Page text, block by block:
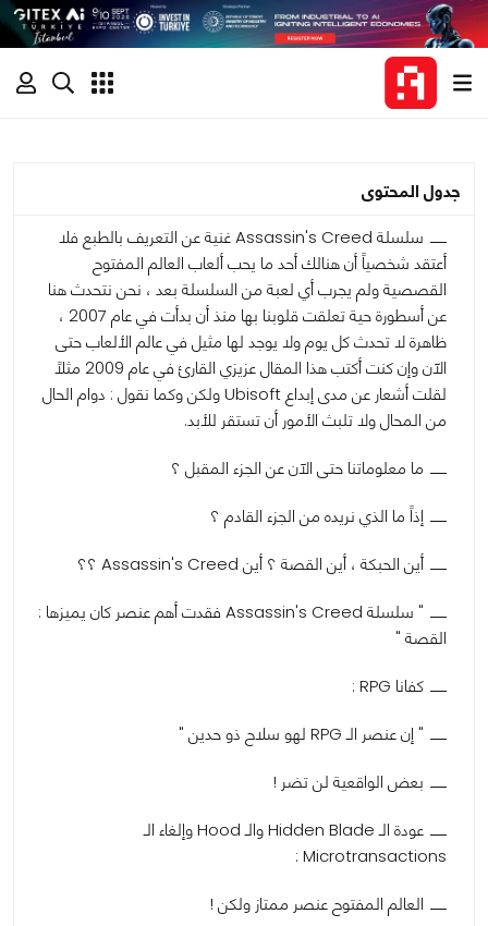
جدول المحتوى
سلسلة Assassin's Creed غنية عن التعريف بالطبع فلا
أعتقد شخصياً أن هنالك أحد ما يحب ألعاب العالم المفتوح
القصصية ولم يجرب أي لعبة من السلسلة بعد ، نحن نتحدث هنا
عن أسطورة حية تعلقت قلوبنا بها منذ أن بدأت في عام 2007 ،
ظاهرة لا تحدث كل يوم ولا يوجد لها مثيل في عالم الألعاب حتى
الآن وإن كنت أكتب هذا المقال عزيزي القارئ في عام 2009 مثلاً
لقلت أشعار عن مدى إبداع Ubisoft ولكن وكما نقول : دوام الحال
من المحال ولا تلبث الأمور أن تستقر للأبد.
ما معلوماتنا حتى الآن عن الجزء المقبل ؟
إذاً ما الذي نريده من الجزء القادم ؟
أين الحبكة ، أين القصة ؟ أين Assassin's Creed ؟؟
" سلسلة Assassin's Creed فقدت أهم عنصر كان يميزها :
القصة "
كفانا RPG :
" إن عنصر الـ RPG لهو سلاح ذو حدين "
بعض الواقعية لن تضر !
عودة الـ Hidden Blade والـ Hood وإلغاء الـ
Microtransactions :
العالم المفتوح عنصر ممتاز ولكن !